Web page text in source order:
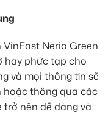
Nerio Green
hay phức tạp cho
và mọi thông tin sẽ
hoặc thông qua các
nên dễ dàng và